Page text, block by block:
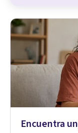
Encuentra